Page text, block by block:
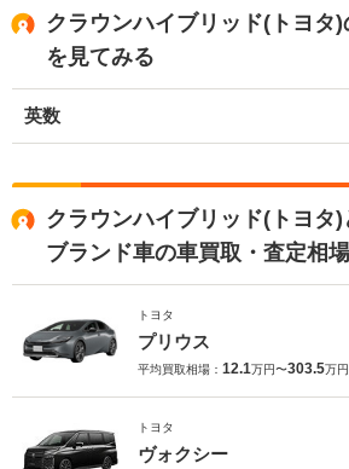
クラウンハイブリッド(トヨタ
を見てみる
英数
クラウンハイブリッド(トヨタ)
ブランド車の車買取・査定相場
トヨタ
プリウス
平均買取相場： 12.1万円〜303.5万円
トヨタ
ヴォクシー